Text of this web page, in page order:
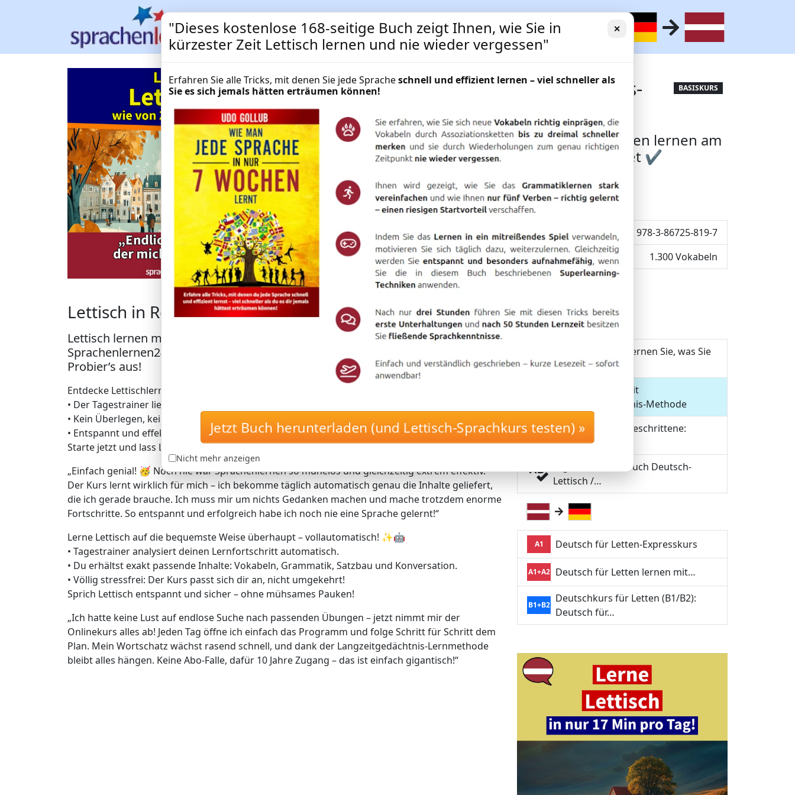
BASISKURS
Lettisch lernen mit Langzeitgedächtnis-
Methode
Lettischkurs sofort starten und testen ✔ 17 Minuten lernen am
Tag ✔ Lettisch lernen auf PC + Smartphone + Tablet ✔
Superlearning ✔ Schnell und effizient lernen
NUR 49.95 €
Mehr Informationen
ISBN: 978-3-86725-819-7
1.300 Vokabeln
Lettisch in Rekordzeit – mit nur 17 Minuten pro Tag! 🌟
Lettisch lernen mit der einzigartigen Langzeitgedächtnis-Lernmethode von
Sprachenlernen24: Lerne Lettisch, ohne es jemals wieder zu vergessen.
Probier’s aus!
Entdecke Lettischlernen auf geniale Art – vollautomatisch und stressfrei! 🤖🚀
• Der Tagestrainer liefert dir täglich genau die Inhalte, die perfekt zu deinem Lernstand passen.
• Kein Überlegen, keine Zeitverschwendung – der Kurs erkennt automatisch, was du brauchst.
• Entspannt und effektiv zu bis zu 5.000 dauerhaft gespeicherten Vokabeln.
Starte jetzt und lass Lettisch quasi von selbst in dein Langzeitgedächtnis fließen!
„Einfach genial! 🥳 Noch nie war Sprachenlernen so mühelos und gleichzeitig extrem effektiv.
Der Kurs lernt wirklich für mich – ich bekomme täglich automatisch genau die Inhalte geliefert,
die ich gerade brauche. Ich muss mir um nichts Gedanken machen und mache trotzdem enorme
Fortschritte. So entspannt und erfolgreich habe ich noch nie eine Sprache gelernt!“
Lerne Lettisch auf die bequemste Weise überhaupt – vollautomatisch! ✨🤖
• Tagestrainer analysiert deinen Lernfortschritt automatisch.
• Du erhältst exakt passende Inhalte: Vokabeln, Grammatik, Satzbau und Konversation.
• Völlig stressfrei: Der Kurs passt sich dir an, nicht umgekehrt!
Sprich Lettisch entspannt und sicher – ohne mühsames Pauken!
„Ich hatte keine Lust auf endlose Suche nach passenden Übungen – jetzt nimmt mir der
Onlinekurs alles ab! Jeden Tag öffne ich einfach das Programm und folge Schritt für Schritt dem
Plan. Mein Wortschatz wächst rasend schnell, und dank der Langzeitgedächtnis-Lernmethode
bleibt alles hängen. Keine Abo-Falle, dafür 10 Jahre Zugang – das ist einfach gigantisch!“
Lettisch lernen: Lernen Sie, was Sie
in…
Lettisch lernen mit
Langzeitgedächtnis-Methode
B1+B2
Lettisch für Fortgeschrittene:
Lernen Sie…
Digitales Wörterbuch Deutsch-
Lettisch /…
A1 Deutsch für Letten-Expresskurs
A1+A2 Deutsch für Letten lernen mit…
B1+B2
Deutschkurs für Letten (B1/B2):
Deutsch für…
"Dieses kostenlose 168-seitige Buch zeigt Ihnen, wie Sie in
kürzester Zeit Lettisch lernen und nie wieder vergessen"
✕
Erfahren Sie alle Tricks, mit denen Sie jede Spracheschnell und effizient lernen – viel schneller als
Sie es sich jemals hätten erträumen können!
Jetzt Buch herunterladen (und Lettisch-Sprachkurs testen) »
Nicht mehr anzeigen